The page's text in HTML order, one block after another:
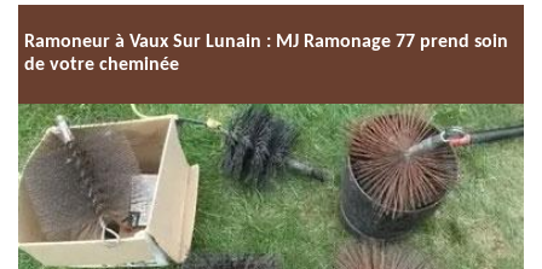
Ramoneur à Vaux Sur Lunain : MJ Ramonage 77 prend soin
de votre cheminée